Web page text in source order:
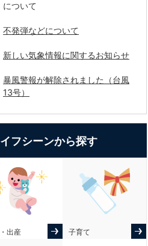
について
不発弾などについて
新しい気象情報に関するお知らせ
暴風警報が解除されました（台風
13号）
フシーンから探す
出産 子育て